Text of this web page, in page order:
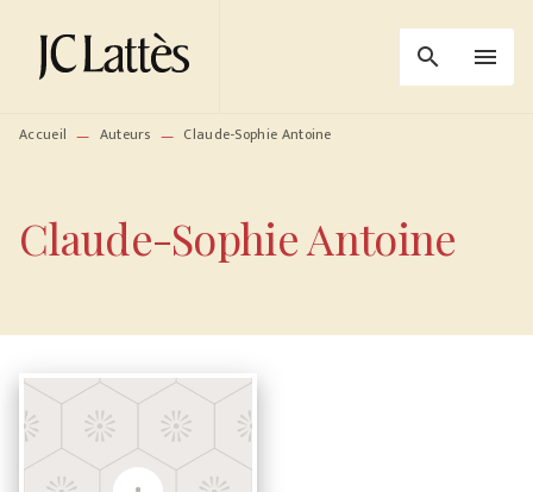
MENU RECHERCHE
PIED DE PAGE
search menu
Accueil — Auteurs — Claude-Sophie Antoine
Claude-Sophie Antoine